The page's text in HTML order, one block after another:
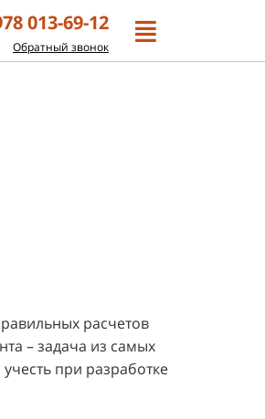
013-69-12
Обратный звонок
расчетов
– задача из самых
при разработке